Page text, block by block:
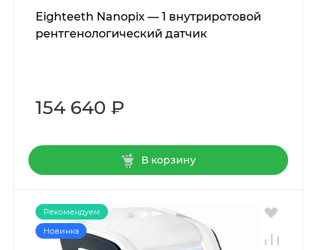
Eighteeth Nanopix — 1 внутриротовой
рентгенологический датчик
154 640 ₽
В корзину
Рекомендуем
Новинка